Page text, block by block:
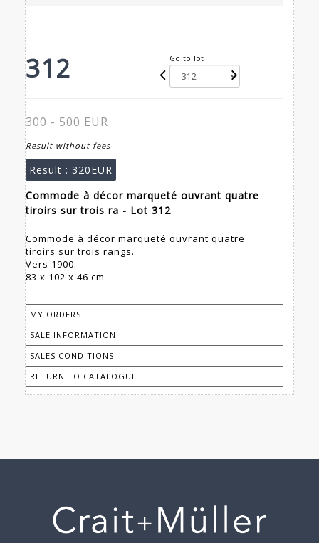
312 Go to lot
300 - 500 EUR
Result without fees
Result : 320EUR
Commode à décor marqueté ouvrant quatre
tiroirs sur trois ra - Lot 312
Commode à décor marqueté ouvrant quatre
tiroirs sur trois rangs.
Vers 1900.
83 x 102 x 46 cm
MY ORDERS
SALE INFORMATION
SALES CONDITIONS
RETURN TO CATALOGUE